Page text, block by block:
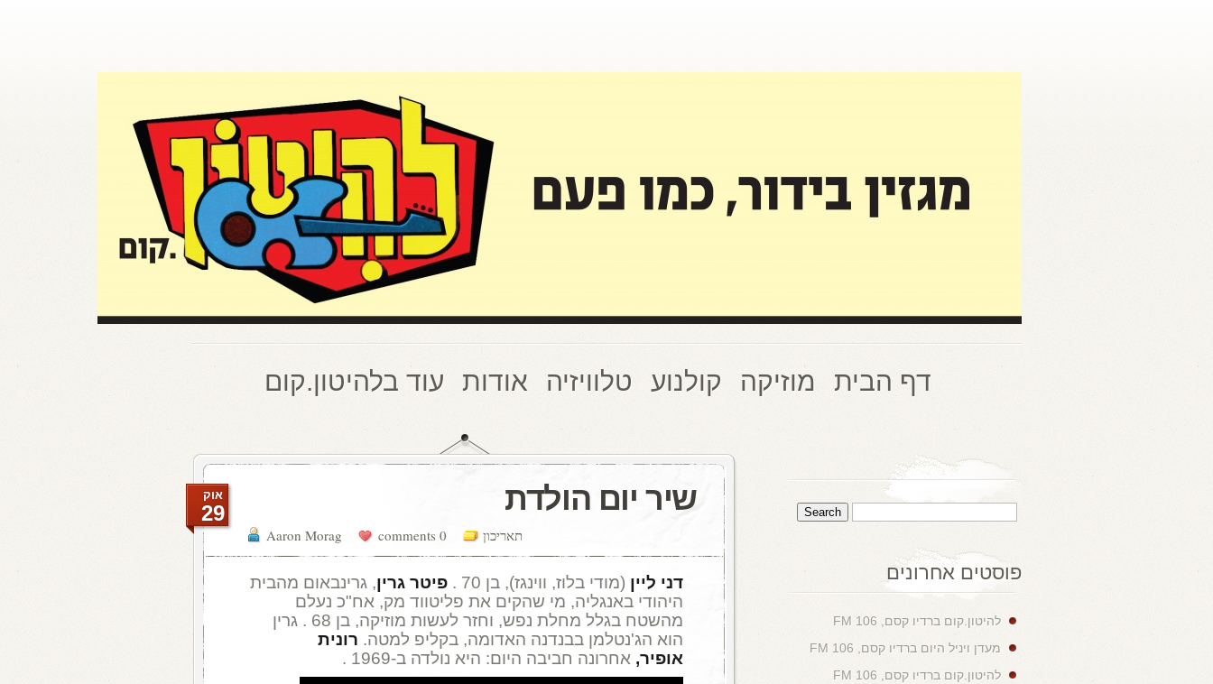
דף הבית מוזיקה קולנוע טלוויזיה אודות עוד בלהיטון.קום
שיר יום הולדת
Aaron Morag 0 comments תאריכון
אוק
29
דני ליין (מודי בלוז, ווינגז), בן 70 . פיטר גרין, גרינבאום מהבית
היהודי באנגליה, מי שהקים את פליטווד מק, אח"כ נעלם
מהשטח בגלל מחלת נפש, וחזר לעשות מוזיקה, בן 68 . גרין
הוא הג'נטלמן בבנדנה האדומה, בקליפ למטה. רונית
אופיר, אחרונה חביבה היום: היא נולדה ב-1969 .
פוסטים אחרונים
להיטון.קום ברדיו קסם, 106 FM
מעדן ויניל היום ברדיו קסם, 106 FM
להיטון.קום ברדיו קסם, 106 FM